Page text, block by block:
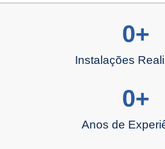
Instalações
0+
Anos de
0+